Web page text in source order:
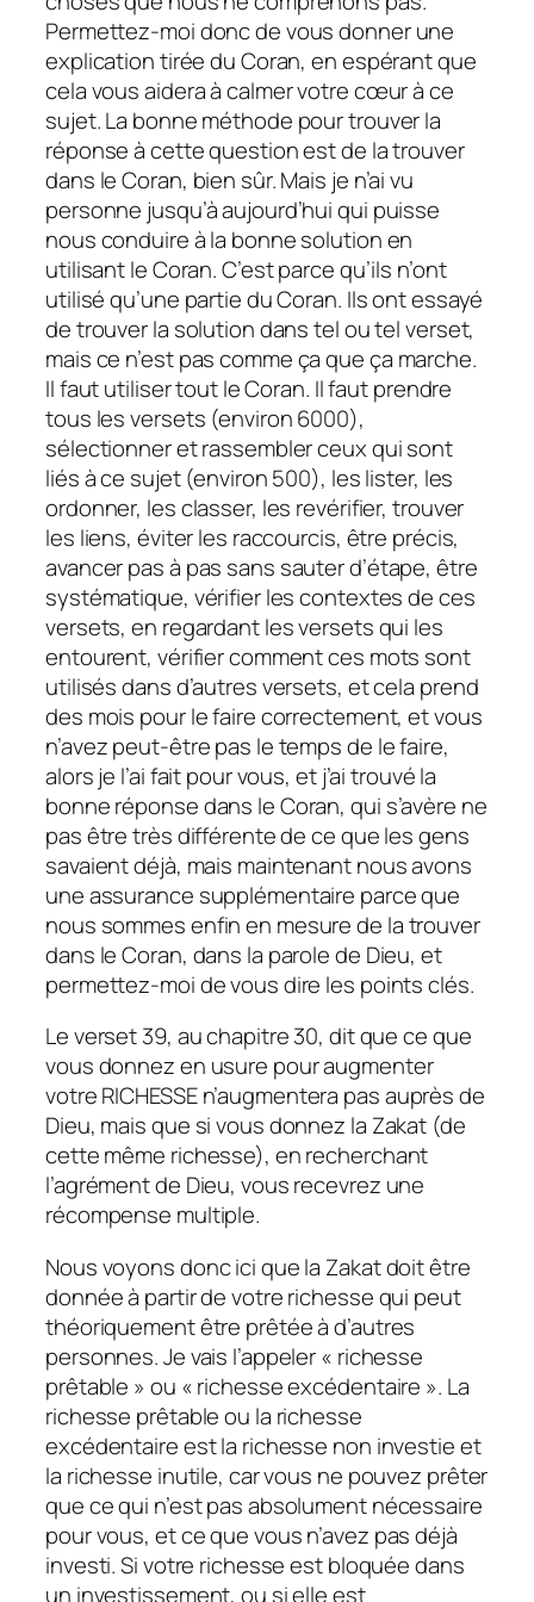
Permettez-moi donc de vous donner une
explication tirée du Coran, en espérant que
cela vous aidera à calmer votre cœur à ce
sujet. La bonne méthode pour trouver la
réponse à cette question est de la trouver
dans le Coran, bien sûr. Mais je n’ai vu
personne jusqu’à aujourd’hui qui puisse
nous conduire à la bonne solution en
utilisant le Coran. C’est parce qu’ils n’ont
utilisé qu’une partie du Coran. Ils ont essayé
de trouver la solution dans tel ou tel verset,
mais ce n’est pas comme ça que ça marche.
Il faut utiliser tout le Coran. Il faut prendre
tous les versets (environ 6000),
sélectionner et rassembler ceux qui sont
liés à ce sujet (environ 500), les lister, les
ordonner, les classer, les revérifier, trouver
les liens, éviter les raccourcis, être précis,
avancer pas à pas sans sauter d’étape, être
systématique, vérifier les contextes de ces
versets, en regardant les versets qui les
entourent, vérifier comment ces mots sont
utilisés dans d’autres versets, et cela prend
des mois pour le faire correctement, et vous
n’avez peut-être pas le temps de le faire,
alors je l’ai fait pour vous, et j’ai trouvé la
bonne réponse dans le Coran, qui s’avère ne
pas être très différente de ce que les gens
savaient déjà, mais maintenant nous avons
une assurance supplémentaire parce que
nous sommes enfin en mesure de la trouver
dans le Coran, dans la parole de Dieu, et
permettez-moi de vous dire les points clés.
Le verset 39, au chapitre 30, dit que ce que
vous donnez en usure pour augmenter
votre RICHESSE n’augmentera pas auprès de
Dieu, mais que si vous donnez la Zakat (de
cette même richesse), en recherchant
l’agrément de Dieu, vous recevrez une
récompense multiple.
Nous voyons donc ici que la Zakat doit être
donnée à partir de votre richesse qui peut
théoriquement être prêtée à d’autres
personnes. Je vais l’appeler « richesse
prêtable » ou « richesse excédentaire ». La
richesse prêtable ou la richesse
excédentaire est la richesse non investie et
la richesse inutile, car vous ne pouvez prêter
que ce qui n’est pas absolument nécessaire
pour vous, et ce que vous n’avez pas déjà
investi. Si votre richesse est bloquée dans
un investissement, ou si elle est